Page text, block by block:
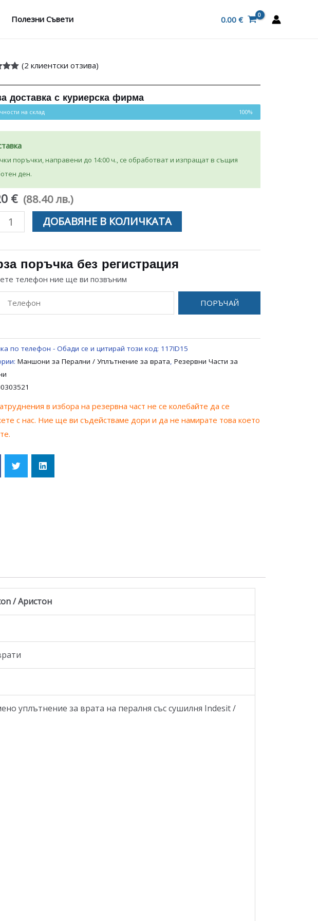
Полезни Съвети 0.00 €
(2 клиентски отзива)
доставка с куриерска фирма
на склад 100%
поръчки, направени до 14:00 ч., се обработват и изпращат в същия
ден.
€ (88.40 лв.)
ДОБАВЯНЕ В КОЛИЧКАТА
поръчка без регистрация
телефон ние ще ви позвъним
ПОРЪЧАЙ
по телефон - Обади се и цитирай този код: 117ID15
Маншони за Перални / Уплътнение за врата, Резервни Части за
в избора на резервна част не се колебайте да се
с нас. Ние ще ви съдействаме дори и да не намирате това което
/ Аристон
уплътнение за врата на пералня със сушилня Indesit /